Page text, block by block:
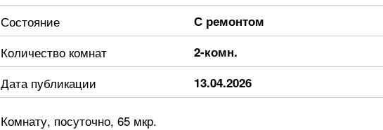
Состояние С ремонтом
Количество комнат 2-комн.
Дата публикации 13.04.2026
Комнату, посуточно, 65 мкр.